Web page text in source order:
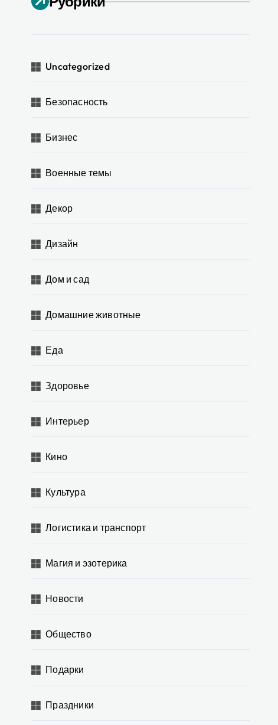
Uncategorized
Безопасность
Бизнес
Военные темы
Декор
Дизайн
Дом и сад
Домашние животные
Еда
Здоровье
Интерьер
Кино
Культура
Логистика и транспорт
Магия и эзотерика
Новости
Общество
Подарки
Праздники